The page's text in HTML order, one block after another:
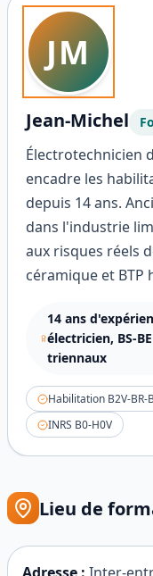
JM
Jean-Michel
Électrotechnicien
encadre les
depuis 14 ans.
dans l'industrie
aux risques réels
céramique et BTP
14 ans
électricien, BS-
triennaux
Habilitation B2V-BR-
INRS B0-H0V
Lieu de